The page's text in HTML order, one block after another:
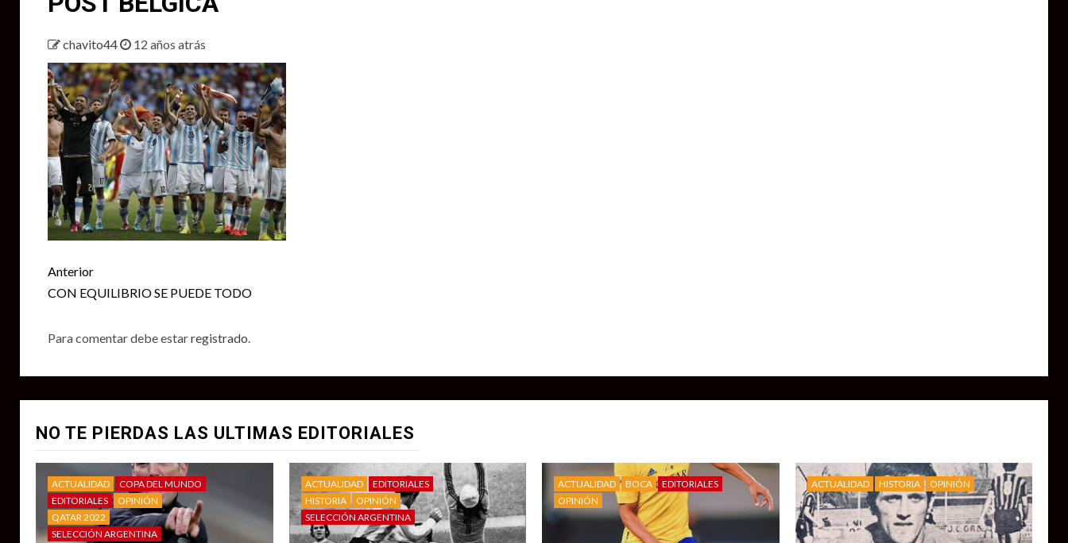
chavito44 12 años atrás
Seguir
leyendo
Anterior
CON EQUILIBRIO SE PUEDE TODO
Para comentar debe estarregistrado.
NO TE PIERDAS LAS ULTIMAS EDITORIALES
ACTUALIDAD
COPA DEL MUNDO
EDITORIALES
OPINIÓN
QATAR 2022
SELECCIÓN ARGENTINA
ACTUALIDAD
EDITORIALES
HISTORIA
OPINIÓN
SELECCIÓN ARGENTINA
ACTUALIDAD BOCA
EDITORIALES
OPINIÓN
ACTUALIDAD HISTORIA OPINIÓN